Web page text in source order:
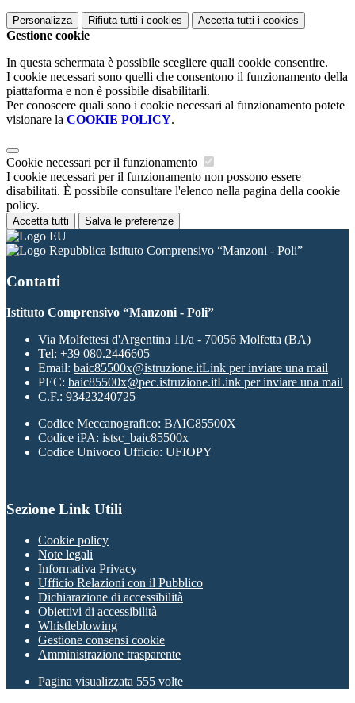
Personalizza Rifiuta tutti i cookies Accetta tutti i cookies
Gestione cookie
In questa schermata è possibile scegliere quali cookie consentire.
I cookie necessari sono quelli che consentono il funzionamento della
piattaforma e non è possibile disabilitarli.
Per conoscere quali sono i cookie necessari al funzionamento potete
visionare la COOKIE POLICY.
Cookie necessari per il funzionamento
I cookie necessari per il funzionamento non possono essere
disabilitati. È possibile consultare l'elenco nella pagina della cookie
policy.
Accetta tutti Salva le preferenze
Istituto Comprensivo “Manzoni - Poli”
Contatti
Istituto Comprensivo “Manzoni - Poli”
Via Molfettesi d'Argentina 11/a - 70056 Molfetta (BA)
Tel: +39 080.2446605
Email: baic85500x@istruzione.itLink per inviare una mail
PEC: baic85500x@pec.istruzione.itLink per inviare una mail
C.F.: 93423240725
Codice Meccanografico: BAIC85500X
Codice iPA: istsc_baic85500x
Codice Univoco Ufficio: UFIOPY
Sezione Link Utili
Cookie policy
Note legali
Informativa Privacy
Ufficio Relazioni con il Pubblico
Dichiarazione di accessibilità
Obiettivi di accessibilità
Whistleblowing
Gestione consensi cookie
Amministrazione trasparente
Pagina visualizzata 555 volte